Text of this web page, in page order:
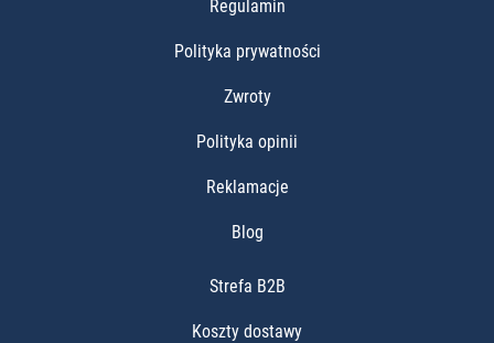
Regulamin
Polityka prywatności
Zwroty
Polityka opinii
Reklamacje
Blog
Strefa B2B
Koszty dostawy